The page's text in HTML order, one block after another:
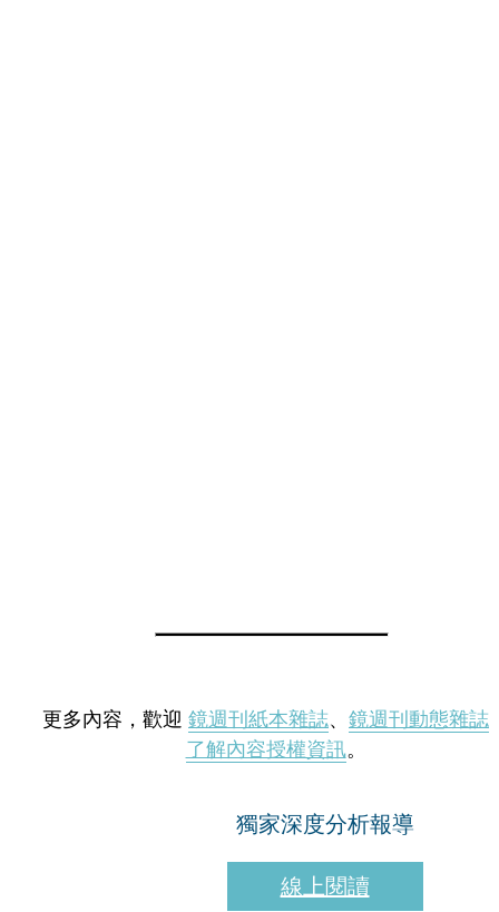
更多內容，歡迎 鏡週刊紙本雜誌、 鏡週刊動態雜誌
了解內容授權資訊。
獨家深度分析報導
線上閱讀